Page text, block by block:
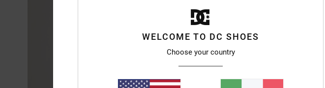
WELCOME TO DC SHOES
Choose your country